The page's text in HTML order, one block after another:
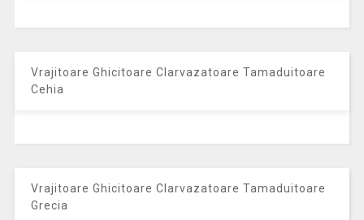
Vrajitoare Ghicitoare Clarvazatoare Tamaduitoare
Cehia
Vrajitoare Ghicitoare Clarvazatoare Tamaduitoare
Grecia